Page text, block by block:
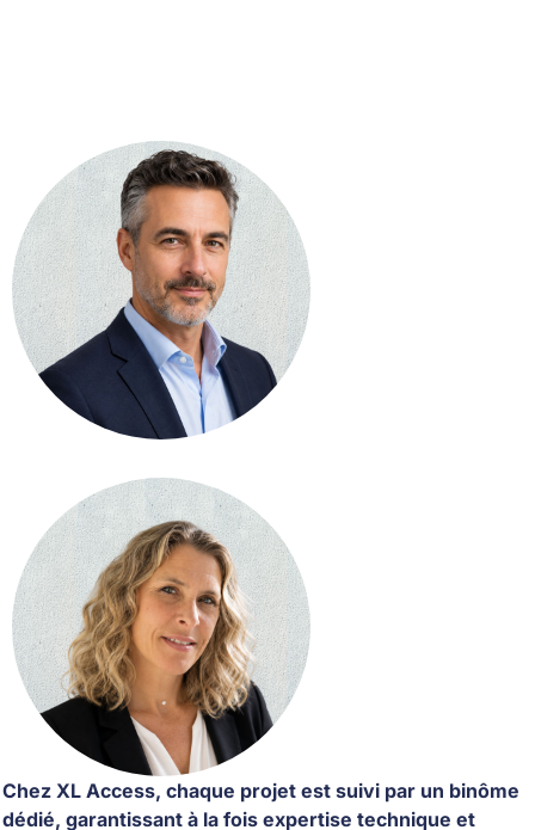
Chez XL Access, chaque projet est suivi par un binôme
dédié, garantissant à la fois expertise technique et